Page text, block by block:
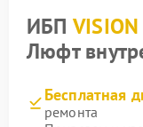
ИБП VISION
Люфт
Бесплатная
ремонта